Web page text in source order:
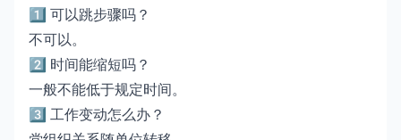
1️⃣ 可以跳步骤吗？
不可以。
2️⃣ 时间能缩短吗？
一般不能低于规定时间。
3️⃣ 工作变动怎么办？